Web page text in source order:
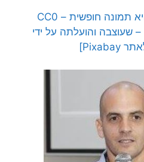
[התמונה המקורית היא תמונה חופשית – CC0
Creative Commons – שעוצבה והועלתה על ידי